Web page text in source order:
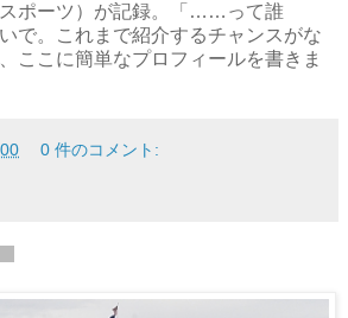
ポーツ）が記録。「……って誰
で。これまで紹介するチャンスがな
ここに簡単なプロフィールを書きま
0 件のコメント: